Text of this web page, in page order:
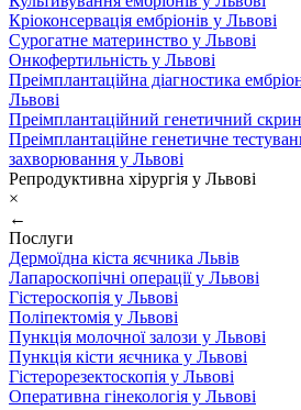
Кріоконсервація ембріонів у Львові
Сурогатне материнство у Львові
Онкофертильність у Львові
Преімплантаційна діагностика
Львові
Преімплантаційний генетичний
Преімплантаційне генетичне
захворювання у Львові
Репродуктивна хірургія у Львові
×
←
Послуги
Дермоїдна кіста яєчника Львів
Лапароскопічні операції у Львові
Гістероскопія у Львові
Поліпектомія у Львові
Пункція молочної залози у Львові
Пункція кісти яєчника у Львові
Гістерорезектоскопія у Львові
Оперативна гінекологія у Львові